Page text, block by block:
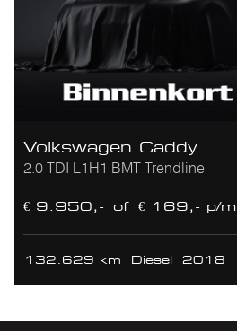
Volkswagen Caddy
2.0 TDI L1H1 BMT Trendline
€ 9.950,- of € 169,- p/m
132.629 km Diesel 2018